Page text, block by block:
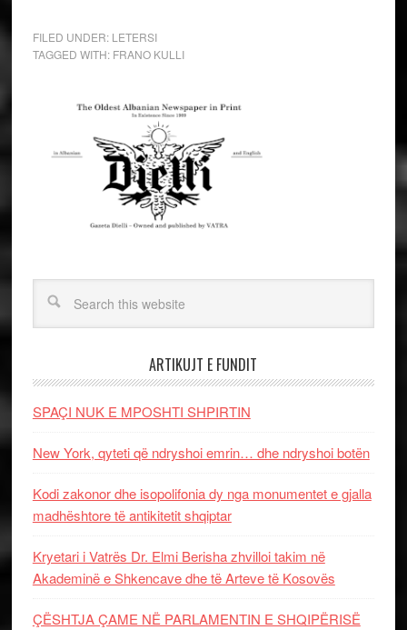
FILED UNDER: LETERSI
TAGGED WITH: FRANO KULLI
ARTIKUJT E FUNDIT
SPAÇI NUK E MPOSHTI SHPIRTIN
New York, qyteti që ndryshoi emrin… dhe ndryshoi botën
Kodi zakonor dhe isopolifonia dy nga monumentet e gjalla
madhështore të antikitetit shqiptar
Kryetari i Vatrës Dr. Elmi Berisha zhvilloi takim në
Akademinë e Shkencave dhe të Arteve të Kosovës
ÇËSHTJA ÇAME NË PARLAMENTIN E SHQIPËRISË